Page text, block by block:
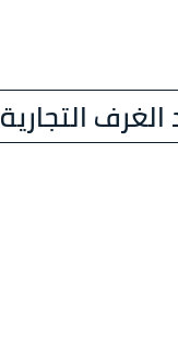
التجارية